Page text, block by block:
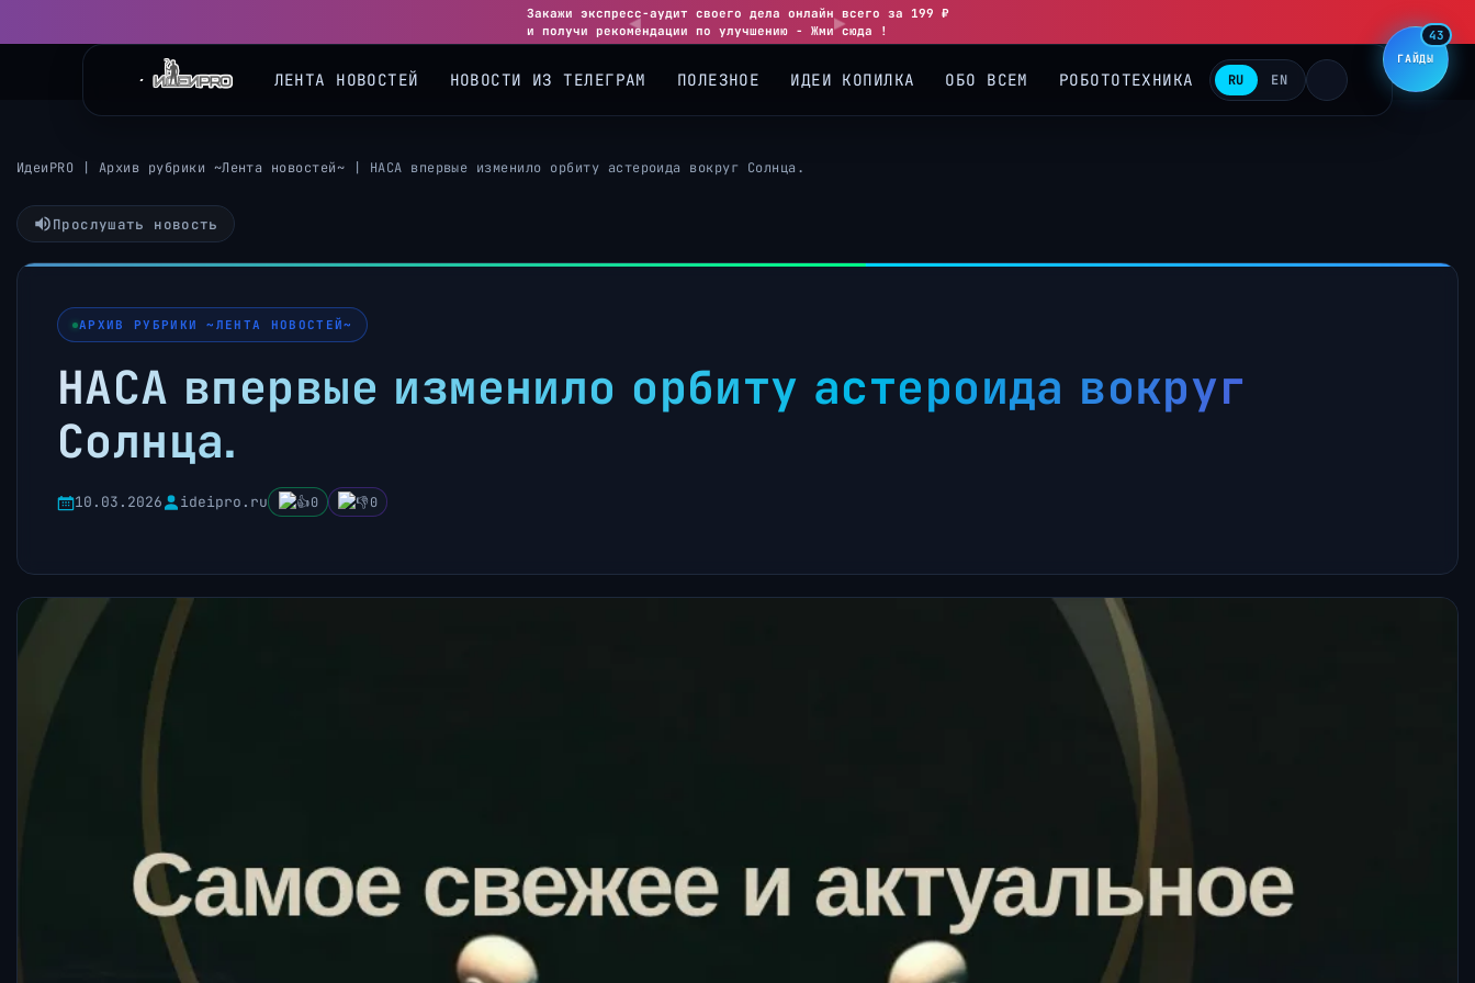
Закажи экспресс-аудит своего дела онлайн всего за 199 ₽
и получи рекомендации по улучшению - Жми сюда !
▶
RU EN
ИдеиPRO Архив рубрики ~Лента новостей~ НАСА впервые изменило орбиту астероида вокруг Солнца.
Прослушать новость
АРХИВ РУБРИКИ ~ЛЕНТА НОВОСТЕЙ~
НАСА впервые изменило орбиту астероида вокруг
Солнца.
10.03.2026 ideipro.ru 0 0
ГАЙДЫ
43